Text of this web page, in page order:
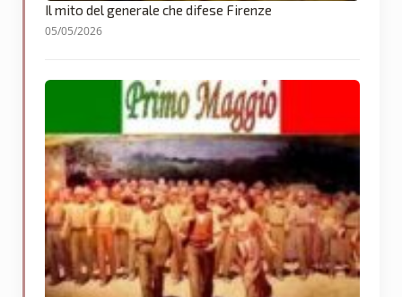
Il mito del generale che difese Firenze
05/05/2026